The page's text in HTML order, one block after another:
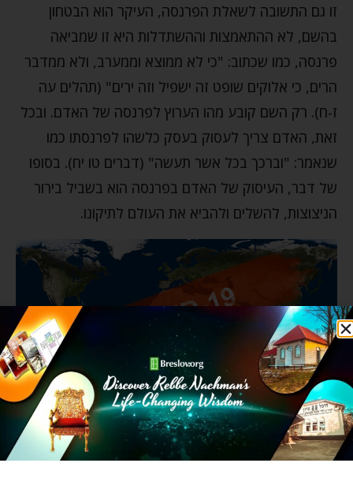
זו גם התשובה לשאלת הפרנסה, העיקר הוא הבטחון
בהשם, לא ההתאמצות וההשתדלות היא זו שמביאה
פרנסה, כמו שכתוב: "כי לא ממוצא וממערב, ולא ממדבר
הרים, כי אלוקים שופט זה ישפיל וזה ירים" (תהלים עה
ז-ח). רק השם קובע מהו הערוץ לפרנסה של האדם. ובכל
זאת, האדם צריך לעסוק בעסק כלשהו לפרנסתו כמו
שנאמר: "וברכך בכל אשר תעשה" (דברים טו יח). בסופו
של דבר, העיסוק של האדם בפרנסה הוא בשביל בירור
הניצוצות, להשלים ולהביא את העולם לתיקונו.
הקורונה שמשגעת את העולם היא דוגמה חיה לכך…
למעשה, ישנם שני שלבים בפרנסה. יש את הבסיס של